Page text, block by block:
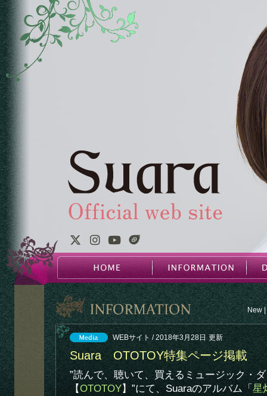
New |
WEBサイト / 2018年3月28日 更新
Suara OTOTOY特集ページ掲載
”読んで、聴いて、買えるミュージック・
【OTOTOY】”にて、Suaraのアルバム「 星